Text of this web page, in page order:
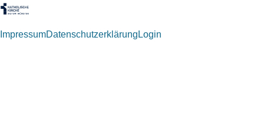
ImpressumDatenschutzerklärung Login